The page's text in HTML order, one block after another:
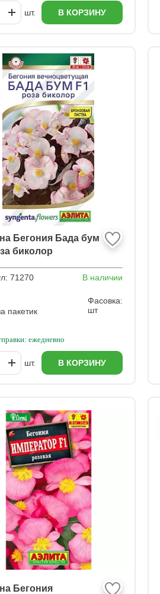
шт. В КОРЗИНУ
Бегония Бада бум
биколор
71270 В наличии
пакетик
Фасовка:
шт
ежедневно
шт. В КОРЗИНУ
Бегония